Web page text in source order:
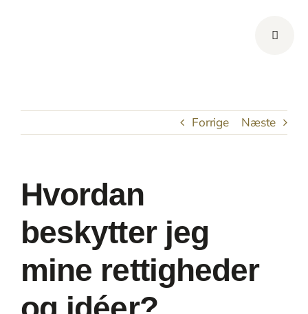
Forrige Næste
Hvordan
beskytter jeg
mine rettigheder